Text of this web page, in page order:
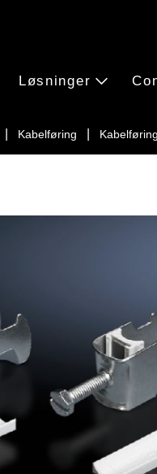
Kabelføring
Løsninger